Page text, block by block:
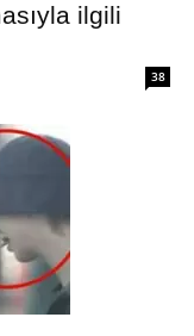
ilgili
38